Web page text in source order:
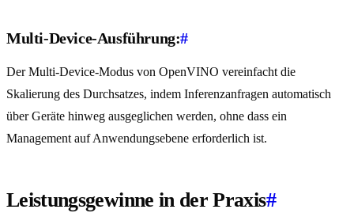
Multi-Device-Ausführung:#
Der Multi-Device-Modus von OpenVINO vereinfacht die
Skalierung des Durchsatzes, indem Inferenzanfragen automatisch
über Geräte hinweg ausgeglichen werden, ohne dass ein
Management auf Anwendungsebene erforderlich ist.
Leistungsgewinne in der Praxis#